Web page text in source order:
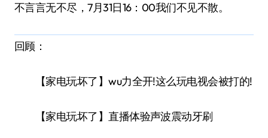
不言言无不尽，7月31日16：00我们不见不散。
回顾：
【家电玩坏了】wu力全开!这么玩电视会被打的!
【家电玩坏了】直播体验声波震动牙刷